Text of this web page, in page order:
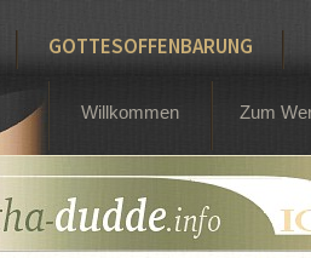
GOTTESOFFENBARUNG
Willkommen Zum